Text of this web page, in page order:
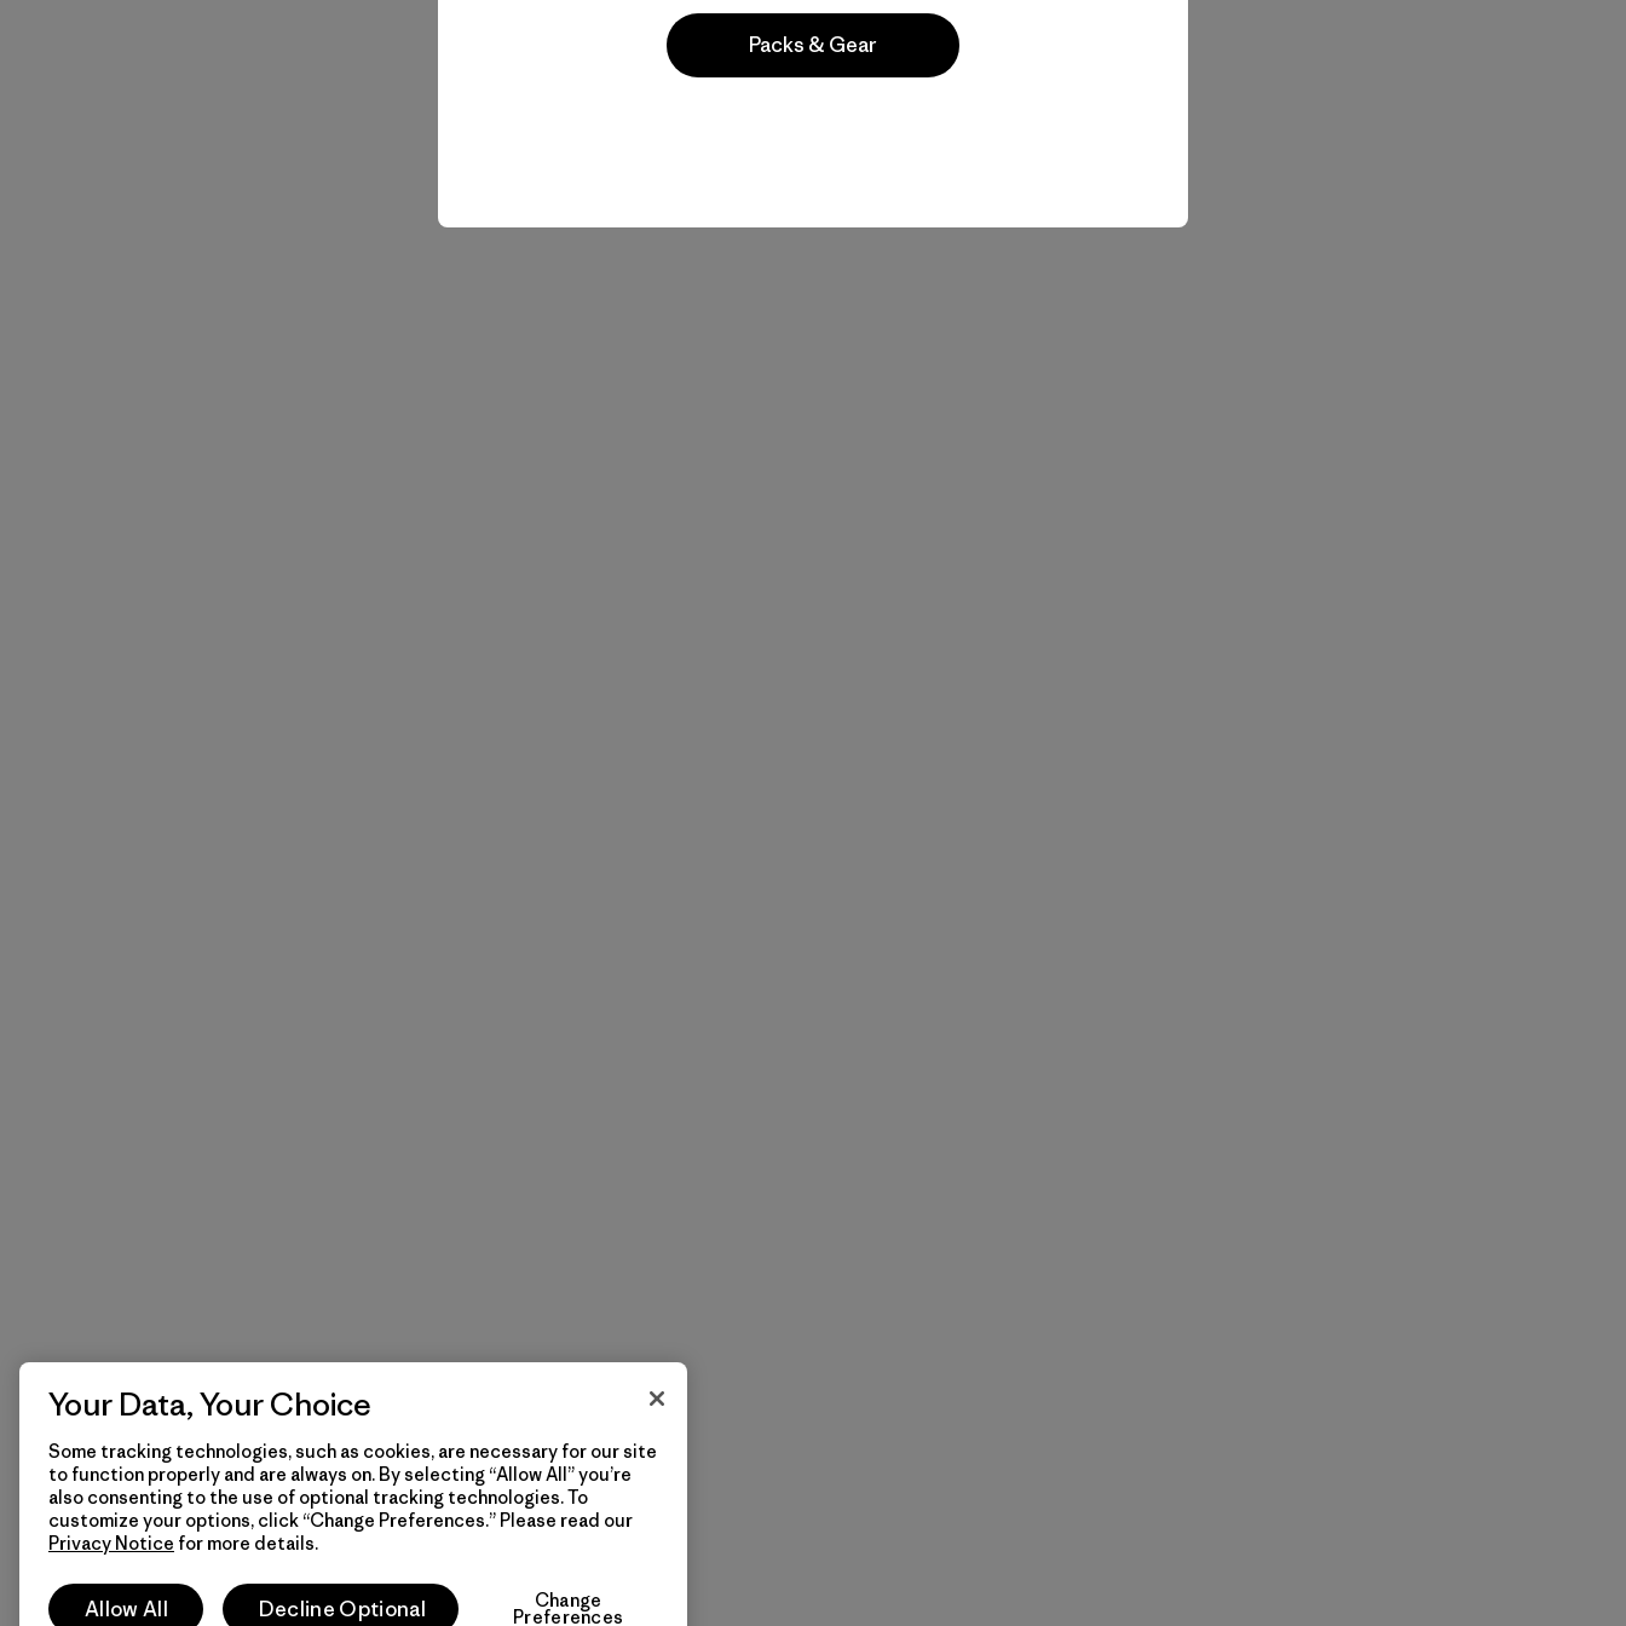
Packs & Gear
Your Data, Your Choice
Some tracking technologies, such as cookies, are necessary for our site
to function properly and are always on. By selecting “Allow All” you’re
also consenting to the use of optional tracking technologies. To
customize your options, click “Change Preferences.” Please read our
Privacy Notice for more details.
Allow All Decline Optional Change
Preferences